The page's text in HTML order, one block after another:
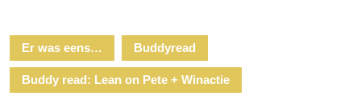
Er was eens… Buddyread
Buddy read: Lean on Pete + Winactie